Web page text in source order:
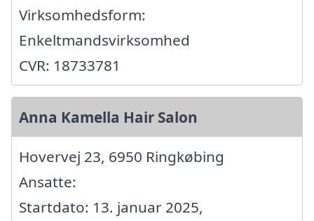
Virksomhedsform:
Enkeltmandsvirksomhed
CVR: 18733781
Anna Kamella Hair Salon
Hovervej 23, 6950 Ringkøbing
Ansatte:
Startdato: 13. januar 2025,